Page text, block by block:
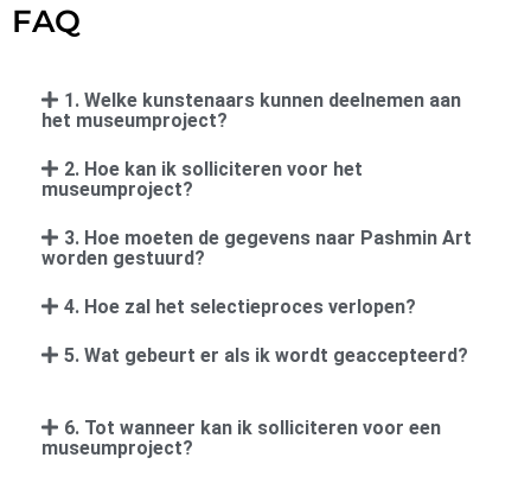
FAQ
1. Welke kunstenaars kunnen deelnemen aan
het museumproject?
2. Hoe kan ik solliciteren voor het
museumproject?
3. Hoe moeten de gegevens naar Pashmin Art
worden gestuurd?
4. Hoe zal het selectieproces verlopen?
5. Wat gebeurt er als ik wordt geaccepteerd?
6. Tot wanneer kan ik solliciteren voor een
museumproject?